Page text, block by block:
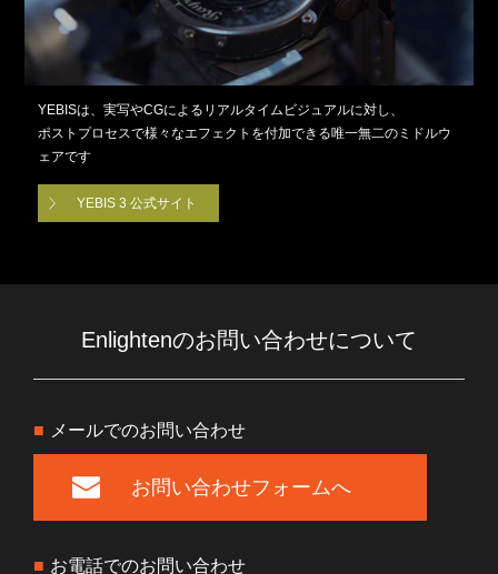
YEBISは、実写やCGによるリアルタイムビジュアルに対し、
ポストプロセスで様々なエフェクトを付加できる唯一無二のミドルウ
ェアです
YEBIS 3 公式サイト
Enlightenのお問い合わせについて
■ メールでのお問い合わせ
お問い合わせフォームへ
■ お電話でのお問い合わせ